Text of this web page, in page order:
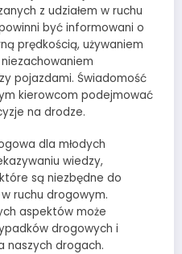
z udziałem w ruchu
być informowani o
prędkością, używaniem
pojazdami. Świadomość
kierowcom podejmować
na drodze.
dla młodych
wiedzy,
są niezbędne do
ruchu drogowym.
aspektów może
drogowych i
naszych drogach.